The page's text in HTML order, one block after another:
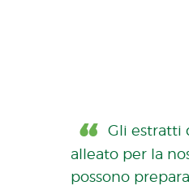
Gli estratti
alleato per la
possono